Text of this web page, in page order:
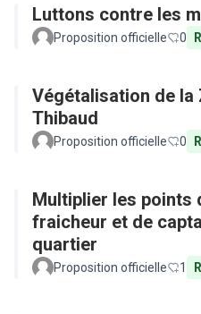
Luttons contre les
Proposition officielle 0
Végétalisation de la
Thibaud
Proposition officielle 0
Multiplier les points
fraicheur et de
quartier
Proposition officielle 1